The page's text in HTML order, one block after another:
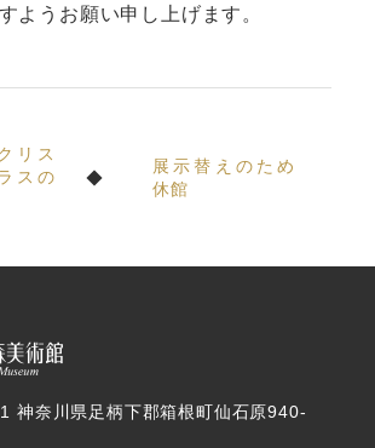
ようお願い申し上げます。
リス
スの
展示替えのため
休館
神奈川県足柄下郡箱根町仙石原940-